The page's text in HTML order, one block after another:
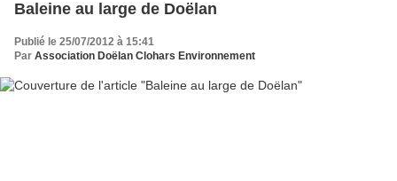
Baleine au large de Doëlan
Publié le 25/07/2012 à 15:41
Par Association Doëlan Clohars Environnement